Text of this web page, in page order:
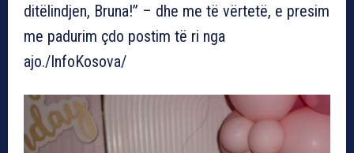
ditëlindjen, Bruna!” – dhe me të vërtetë, e presim
me padurim çdo postim të ri nga
ajo./InfoKosova/